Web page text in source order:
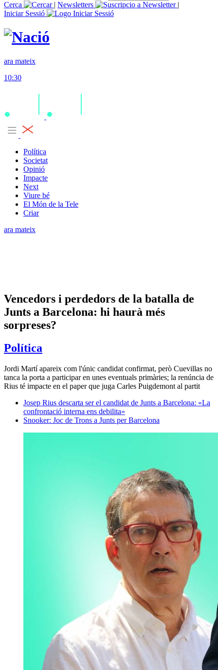
Cerca
| Newsletters
|
Iniciar Sessió
ara mateix
10:30
Política
Societat
Opinió
Impacte
Next
Viure bé
El Món de la Tele
Criar
ara mateix
Vencedors i perdedors de la batalla de
Junts a Barcelona: hi haurà més
sorpreses?
Política
Jordi Martí apareix com l'únic candidat confirmat, però Cuevillas no
tanca la porta a participar en unes eventuals primàries; la renúncia de
Rius té impacte en el paper que juga Carles Puigdemont al partit
Josep Rius descarta ser el candidat de Junts a Barcelona: «La
confrontació interna ens debilita»
Snooker: Joc de Trons a Junts per Barcelona